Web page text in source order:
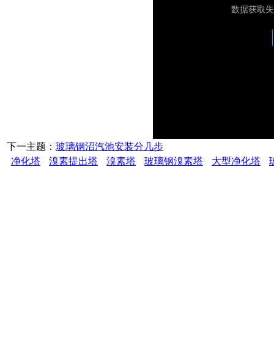
下一主题： 玻璃钢沼汽池安装分几步
净化塔
溴素提出塔 溴素塔 玻璃钢溴素塔 大型净化塔